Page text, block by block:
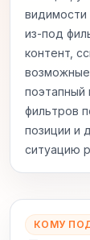
видимости
из‑под
контент,
возможные
поэтапный
фильтров
позиции и
ситуацию
КОМУ